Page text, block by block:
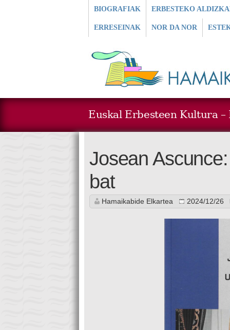
BIOGRAFIAK ERBESTEKO
ERRESEINAK NOR DA NOR
Euskal Erbesteen Kultura –
Josean
bat
Hamaikabide Elkartea 2024/12/26